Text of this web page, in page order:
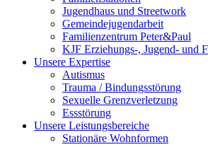
Jugendhaus und Streetwork
Gemeindejugendarbeit
Familienzentrum Peter&Paul
KJF Erziehungs-, Jugend- und
Unsere Expertise
Autismus
Trauma / Bindungsstörung
Sexuelle Grenzverletzung
Essstörung
Unsere Leistungsbereiche
Stationäre Wohnformen